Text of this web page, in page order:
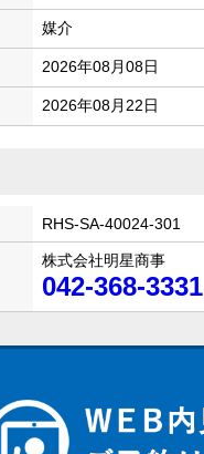
媒介
2026年08月08日
2026年08月22日
RHS-SA-40024-301
株式会社明星商事
042-368-3331